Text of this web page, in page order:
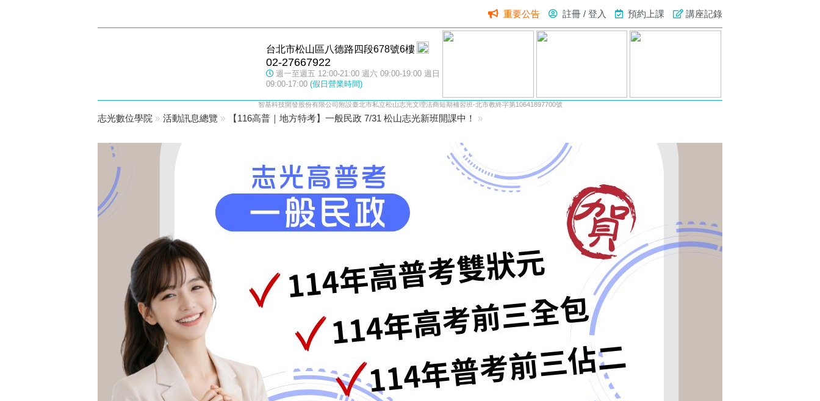
重要公告 註冊 / 登入 預約上課 講座記錄
台北市松山區八德路四段678號6樓
02-27667922
週一至週五 12:00-21:00 週六 09:00-19:00 週日
09:00-17:00 (假日營業時間)
智基科技開發股份有限公司附設臺北市私立松山志光文理法商短期補習班-北市教終字第10641897700號
志光數位學院 » 活動訊息總覽 » 【116高普｜地方特考】一般民政 7/31 松山志光新班開課中！ »